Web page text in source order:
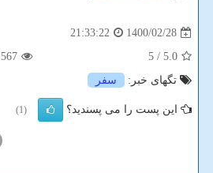
1400/02/28
21:33:22
5.0
/ 5
567
تگهای خبر:
سفر
این پست را می پسندید؟ (1)